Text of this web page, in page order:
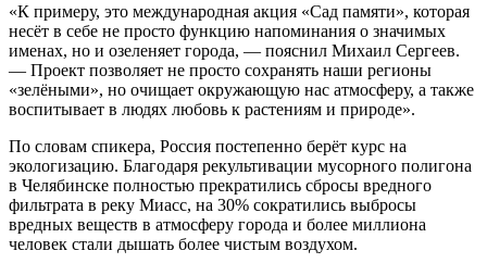
«К примеру, это международная акция «Сад памяти», которая
несёт в себе не просто функцию напоминания о значимых
именах, но и озеленяет города, — пояснил Михаил Сергеев.
— Проект позволяет не просто сохранять наши регионы
«зелёными», но очищает окружающую нас атмосферу, а также
воспитывает в людях любовь к растениям и природе».
По словам спикера, Россия постепенно берёт курс на
экологизацию. Благодаря рекультивации мусорного полигона
в Челябинске полностью прекратились сбросы вредного
фильтрата в реку Миасс, на 30% сократились выбросы
вредных веществ в атмосферу города и более миллиона
человек стали дышать более чистым воздухом.